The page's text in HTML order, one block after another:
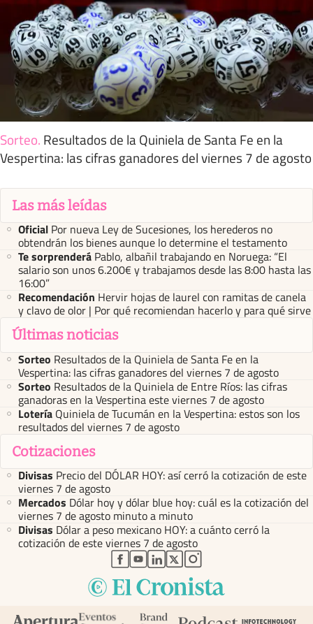
Sorteo. Resultados de la Quiniela de Santa Fe en la
Vespertina: las cifras ganadores del viernes 7 de agosto
Las más leídas
Oficial Por nueva Ley de Sucesiones, los herederos no
obtendrán los bienes aunque lo determine el testamento
Te sorprenderá Pablo, albañil trabajando en Noruega: “El
salario son unos 6.200€ y trabajamos desde las 8:00 hasta las
16:00”
Recomendación Hervir hojas de laurel con ramitas de canela
y clavo de olor | Por qué recomiendan hacerlo y para qué sirve
Últimas noticias
Sorteo Resultados de la Quiniela de Santa Fe en la
Vespertina: las cifras ganadores del viernes 7 de agosto
Sorteo Resultados de la Quiniela de Entre Ríos: las cifras
ganadoras en la Vespertina este viernes 7 de agosto
Lotería Quiniela de Tucumán en la Vespertina: estos son los
resultados del viernes 7 de agosto
Cotizaciones
Divisas Precio del DÓLAR HOY: así cerró la cotización de este
viernes 7 de agosto
Mercados Dólar hoy y dólar blue hoy: cuál es la cotización del
viernes 7 de agosto minuto a minuto
Divisas Dólar a peso mexicano HOY: a cuánto cerró la
cotización de este viernes 7 de agosto
abre en nueva pestaña
abre en nueva pestaña
abre en nueva pestaña
abre en nueva pestaña
abre en nueva pestaña